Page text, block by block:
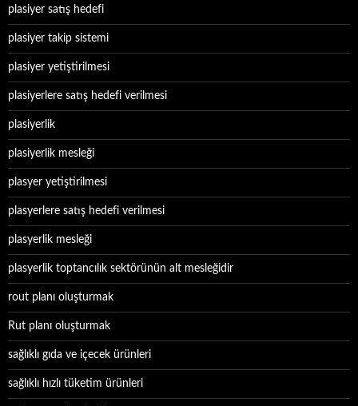
plasiyer satış hedefi
plasiyer takip sistemi
plasiyer yetiştirilmesi
plasiyerlere satış hedefi verilmesi
plasiyerlik
plasiyerlik mesleği
plasyer yetiştirilmesi
plasyerlere satış hedefi verilmesi
plasyerlik mesleği
plasyerlik toptancılık sektörünün alt mesleğidir
rout planı oluşturmak
Rut planı oluşturmak
sağlıklı gıda ve içecek ürünleri
sağlıklı hızlı tüketim ürünleri